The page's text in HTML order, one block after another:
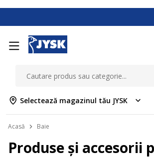
Selectează magazinul tău JYSK
Acasă Baie
Produse și accesorii